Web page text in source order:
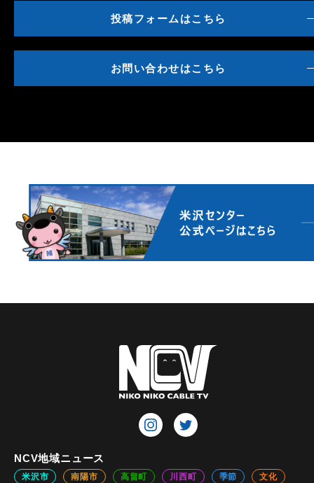
投稿フォームはこちら
お問い合わせはこちら
NCV地域ニュース
米沢市 南陽市 高畠町 川西町 季節
文化